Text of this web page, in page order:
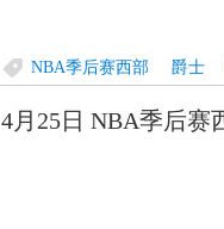
NBA季后赛西部 爵士
4月25日 NBA季后赛